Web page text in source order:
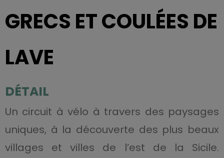
GRECS ET COULÉES DE
LAVE
DÉTAIL
Un circuit à vélo à travers des paysages
uniques, à la découverte des plus beaux
villages et villes de l’est de la Sicile.